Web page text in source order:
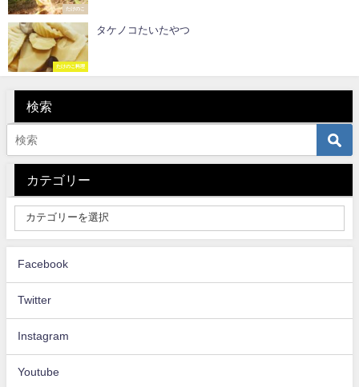
たけのこ
たけのこ料理
タケノコたいたやつ
検索
カテゴリー
Facebook
Twitter
Instagram
Youtube